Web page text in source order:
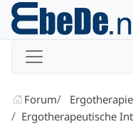
Forum
Ergotherapeutische